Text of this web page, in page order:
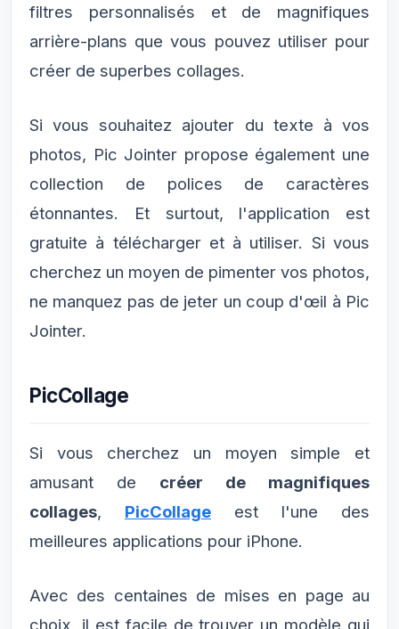
filtres personnalisés et de magnifiques
arrière-plans que vous pouvez utiliser pour
créer de superbes collages.
Si vous souhaitez ajouter du texte à vos
photos, Pic Jointer propose également une
collection de polices de caractères
étonnantes. Et surtout, l'application est
gratuite à télécharger et à utiliser. Si vous
cherchez un moyen de pimenter vos photos,
ne manquez pas de jeter un coup d'œil à Pic
Jointer.
PicCollage
Si vous cherchez un moyen simple et
amusant de créer de magnifiques
collages, PicCollage est l'une des
meilleures applications pour iPhone.
Avec des centaines de mises en page au
choix, il est facile de trouver un modèle qui